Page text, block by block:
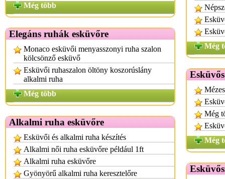
Még több
Elegáns ruhák esküvőre
Monaco esküvői menyasszonyi ruha szalon
kölcsönző esküvő
Esküvői ruhaszalon öltöny koszorúslány
alkalmi ruha
Még több
Alkalmi ruha esküvőre
Esküvői és alkalmi ruha készítés
Alkalmi női ruha esküvőre például 1ft
Alkalmi ruha esküvőre
Gyönyörű alkalmi ruha keresztelőre
Még
Még
Még